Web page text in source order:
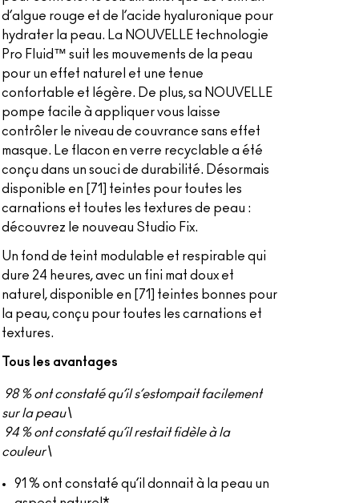
d’algue rouge et de l’acide hyaluronique pour
hydrater la peau. La NOUVELLE technologie
Pro Fluid™ suit les mouvements de la peau
pour un effet naturel et une tenue
confortable et légère. De plus, sa NOUVELLE
pompe facile à appliquer vous laisse
contrôler le niveau de couvrance sans effet
masque. Le flacon en verre recyclable a été
conçu dans un souci de durabilité. Désormais
disponible en [71] teintes pour toutes les
carnations et toutes les textures de peau :
découvrez le nouveau Studio Fix.
Un fond de teint modulable et respirable qui
dure 24 heures, avec un fini mat doux et
naturel, disponible en [71] teintes bonnes pour
la peau, conçu pour toutes les carnations et
textures.
Tous les avantages
98 % ont constaté qu’il s’estompait facilement
sur la peau\
94 % ont constaté qu’il restait fidèle à la
couleur\
91 % ont constaté qu’il donnait à la peau un